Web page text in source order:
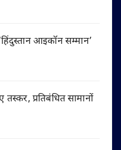
आइकॉन सम्मान’
प्रतिबंधित सामानों